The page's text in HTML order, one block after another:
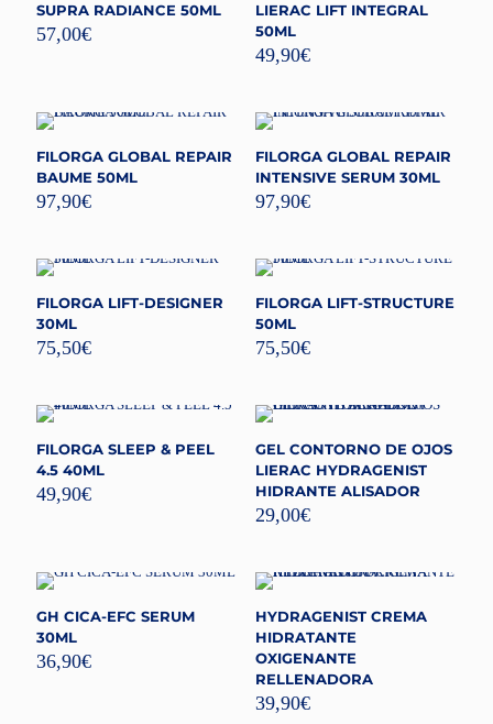
SUPRA RADIANCE 50ML
57,00€
LIERAC LIFT INTEGRAL
50ML
49,90€
FILORGA GLOBAL REPAIR
BAUME 50ML
97,90€
FILORGA GLOBAL REPAIR
INTENSIVE SERUM 30ML
97,90€
FILORGA LIFT-DESIGNER
30ML
75,50€
FILORGA LIFT-STRUCTURE
50ML
75,50€
FILORGA SLEEP & PEEL
4.5 40ML
49,90€
GEL CONTORNO DE OJOS
LIERAC HYDRAGENIST
HIDRANTE ALISADOR
29,00€
GH CICA-EFC SERUM
30ML
36,90€
HYDRAGENIST CREMA
HIDRATANTE
OXIGENANTE
RELLENADORA
39,90€